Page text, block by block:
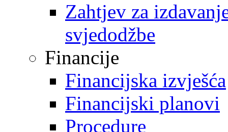
Zahtjev za
svjedodžbe
Financije
Financijska izvješća
Financijski planovi
Procedure